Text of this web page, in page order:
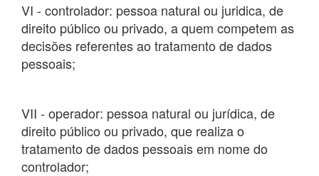
VI - controlador: pessoa natural ou juridica, de
direito público ou privado, a quem competem as
decisões referentes ao tratamento de dados
pessoais;
VII - operador: pessoa natural ou jurídica, de
direito público ou privado, que realiza o
tratamento de dados pessoais em nome do
controlador;